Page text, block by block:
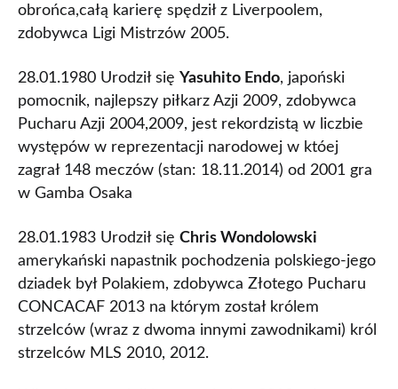
obrońca,całą karierę spędził z Liverpoolem,
zdobywca Ligi Mistrzów 2005.
28.01.1980 Urodził się Yasuhito Endo, japoński
pomocnik, najlepszy piłkarz Azji 2009, zdobywca
Pucharu Azji 2004,2009, jest rekordzistą w liczbie
występów w reprezentacji narodowej w któej
zagrał 148 meczów (stan: 18.11.2014) od 2001 gra
w Gamba Osaka
28.01.1983 Urodził się Chris Wondolowski
amerykański napastnik pochodzenia polskiego-jego
dziadek był Polakiem, zdobywca Złotego Pucharu
CONCACAF 2013 na którym został królem
strzelców (wraz z dwoma innymi zawodnikami) król
strzelców MLS 2010, 2012.